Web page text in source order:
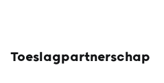
Toeslagpartnerschap